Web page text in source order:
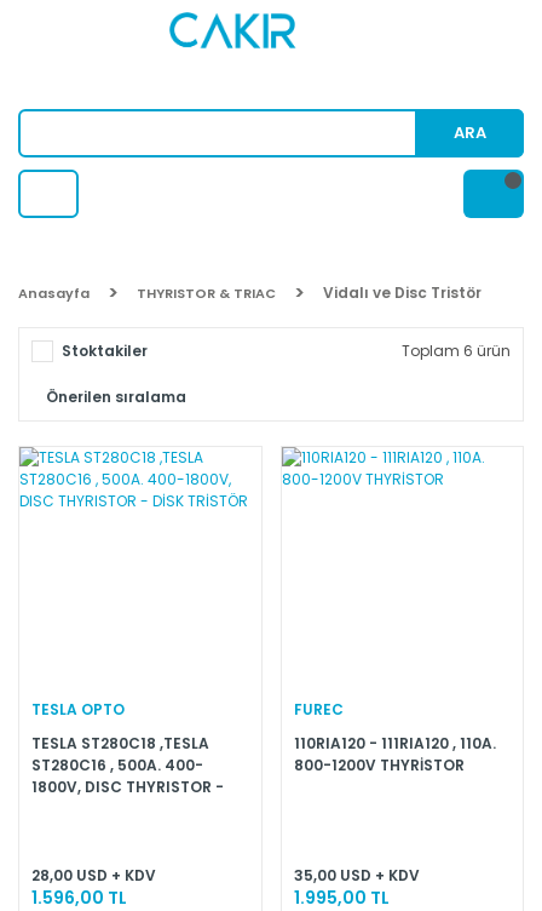
ARA
Anasayfa THYRISTOR & TRIAC Vidalı ve Disc Tristör
Stoktakiler Toplam 6 ürün
TESLA OPTO
TESLA ST280C18 ,TESLA
ST280C16 , 500A. 400-
1800V, DISC THYRISTOR -
28,00 USD + KDV
1.596,00 TL
FUREC
110RIA120 - 111RIA120 , 110A.
800-1200V THYRİSTOR
35,00 USD + KDV
1.995,00 TL